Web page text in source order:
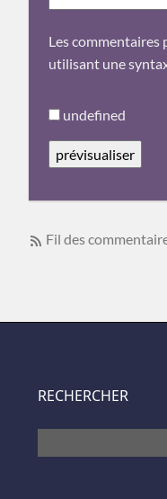
Les commentaires
utilisant une
undefined
Fil des
RECHERCHER